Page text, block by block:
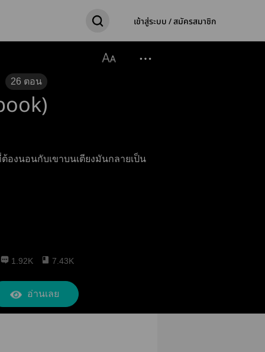
เข้าสู่ระบบ / สมัครสมาชิก
26 ตอน
องนอนกับเขาบนเตียงมันกลายเป็น
1.92K 7.43K
อ่านเลย